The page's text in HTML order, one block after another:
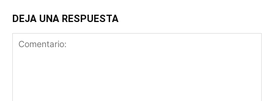
DEJA UNA RESPUESTA